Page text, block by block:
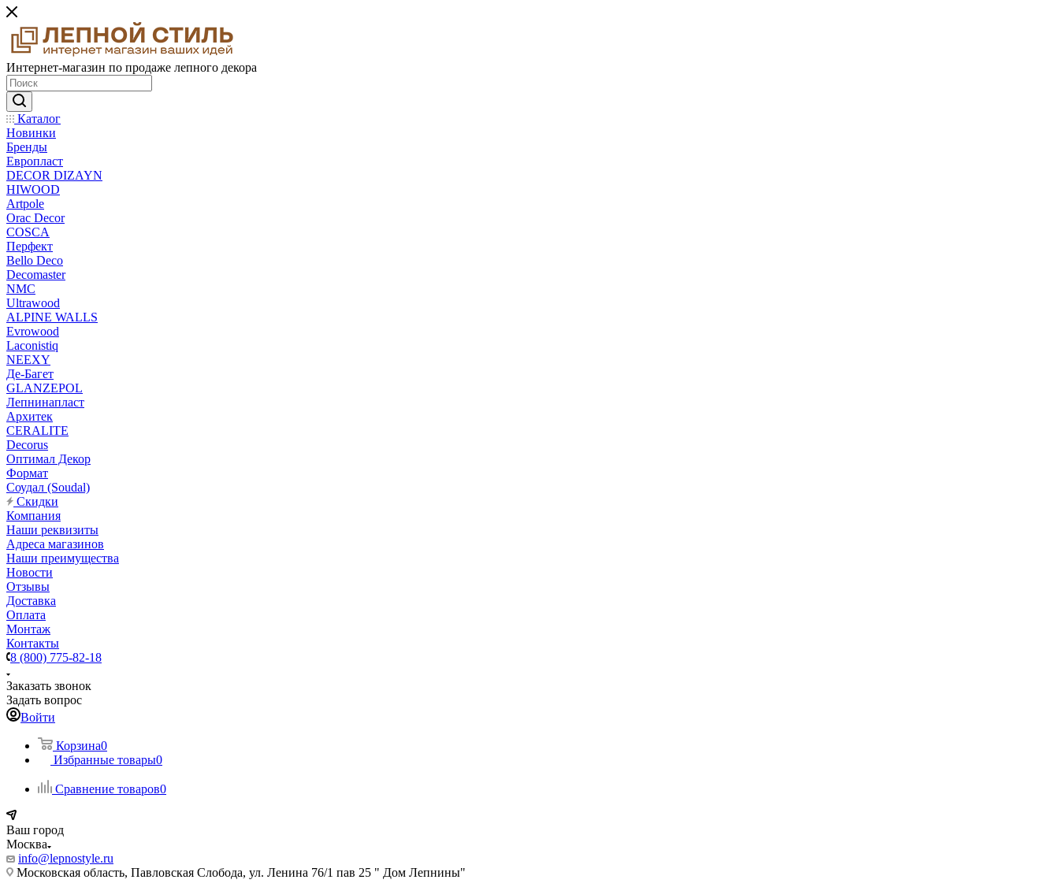
Интернет-магазин по продаже лепного декора
Каталог
Новинки
Бренды
Европласт
DECOR DIZAYN
HIWOOD
Artpole
Orac Decor
COSCA
Перфект
Bello Deco
Decomaster
NMС
Ultrawood
ALPINE WALLS
Evrowood
Laconistiq
NEEXY
Де-Багет
GLANZEPOL
Лепнинапласт
Архитек
CERALITE
Decorus
Оптимал Декор
Формат
Соудал (Soudal)
Скидки
Компания
Наши реквизиты
Адреса магазинов
Наши преимущества
Новости
Отзывы
Доставка
Оплата
Монтаж
Контакты
8 (800) 775-82-18
Заказать звонок
Задать вопрос
Войти
Корзина0
Избранные товары0
Сравнение товаров0
Ваш город
Москва
info@lepnostyle.ru
Московская область, Павловская Слобода, ул. Ленина 76/1 пав 25 " Дом Лепнины"